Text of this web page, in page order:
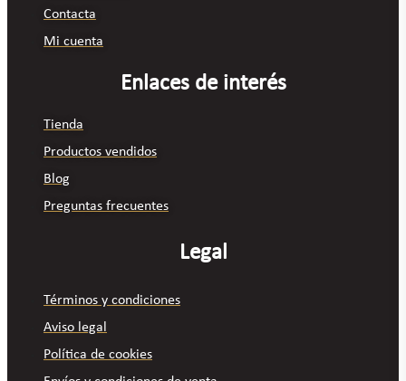
Contacta
Mi cuenta
Enlaces de interés
Tienda
Productos vendidos
Blog
Preguntas frecuentes
Legal
Términos y condiciones
Aviso legal
Política de cookies